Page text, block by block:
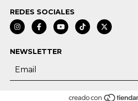
REDES SOCIALES
NEWSLETTER